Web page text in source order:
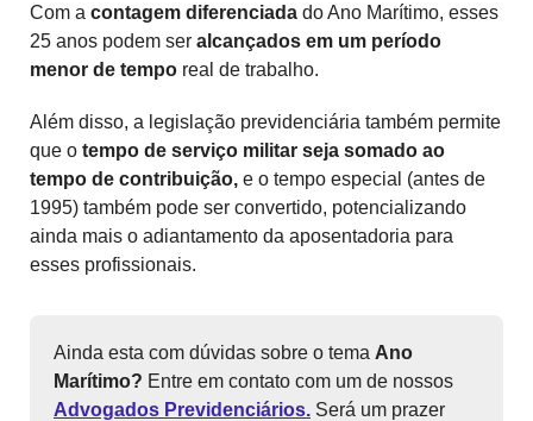
Com a contagem diferenciada do Ano Marítimo, esses
25 anos podem ser alcançados em um período
menor de tempo real de trabalho.
Além disso, a legislação previdenciária também permite
que o tempo de serviço militar seja somado ao
tempo de contribuição, e o tempo especial (antes de
1995) também pode ser convertido, potencializando
ainda mais o adiantamento da aposentadoria para
esses profissionais.
Ainda esta com dúvidas sobre o tema Ano
Marítimo? Entre em contato com um de nossos
Advogados Previdenciários. Será um prazer